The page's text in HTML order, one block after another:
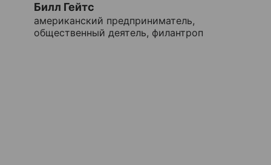
Билл Гейтс
американский предприниматель,
общественный деятель, филантроп